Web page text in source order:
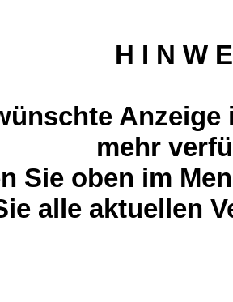
H I N W
mehr
Sie oben im
alle aktuellen